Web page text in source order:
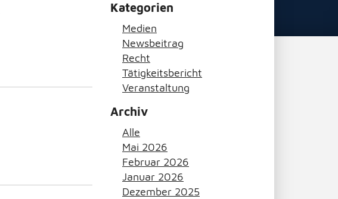
Kategorien
Medien
Newsbeitrag
Recht
Tätigkeitsbericht
Veranstaltung
Archiv
Alle
Mai 2026
Februar 2026
Januar 2026
Dezember 2025